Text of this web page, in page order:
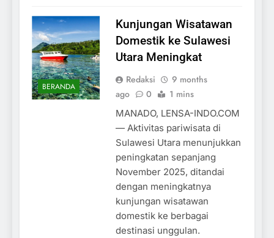
BERANDA
Kunjungan Wisatawan
Domestik ke Sulawesi
Utara Meningkat
Redaksi
9 months
ago
0 1 mins
MANADO, LENSA-INDO.COM
— Aktivitas pariwisata di
Sulawesi Utara menunjukkan
peningkatan sepanjang
November 2025, ditandai
dengan meningkatnya
kunjungan wisatawan
domestik ke berbagai
destinasi unggulan.